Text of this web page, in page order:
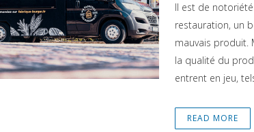
Il est de
restauration, un
mauvais produit.
la qualité du
entrent en jeu,
READ MORE